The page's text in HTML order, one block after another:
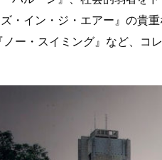
・イン・ジ・エアー』の貴
ー・スイミング』など、コ